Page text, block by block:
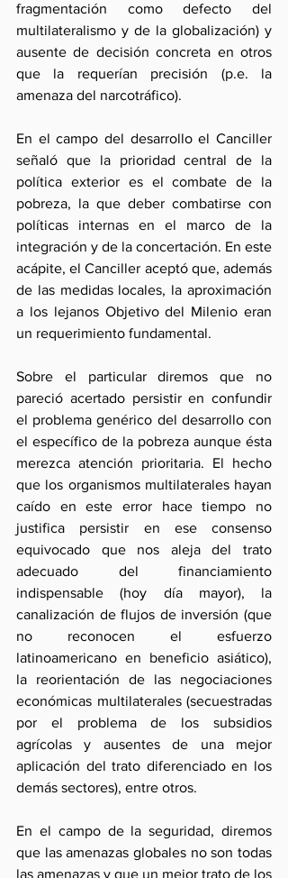
fragmentación como defecto del
multilateralismo y de la globalización) y
ausente de decisión concreta en otros
que la requerían precisión (p.e. la
amenaza del narcotráfico).
En el campo del desarrollo el Canciller
señaló que la prioridad central de la
política exterior es el combate de la
pobreza, la que deber combatirse con
políticas internas en el marco de la
integración y de la concertación. En este
acápite, el Canciller aceptó que, además
de las medidas locales, la aproximación
a los lejanos Objetivo del Milenio eran
un requerimiento fundamental.
Sobre el particular diremos que no
pareció acertado persistir en confundir
el problema genérico del desarrollo con
el específico de la pobreza aunque ésta
merezca atención prioritaria. El hecho
que los organismos multilaterales hayan
caído en este error hace tiempo no
justifica persistir en ese consenso
equivocado que nos aleja del trato
adecuado del financiamiento
indispensable (hoy día mayor), la
canalización de flujos de inversión (que
no reconocen el esfuerzo
latinoamericano en beneficio asiático),
la reorientación de las negociaciones
económicas multilaterales (secuestradas
por el problema de los subsidios
agrícolas y ausentes de una mejor
aplicación del trato diferenciado en los
demás sectores), entre otros.
En el campo de la seguridad, diremos
que las amenazas globales no son todas
las amenazas y que un mejor trato de los